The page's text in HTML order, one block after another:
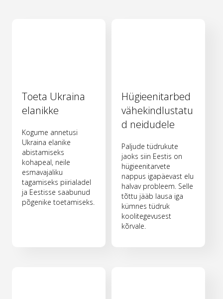
Toeta Ukraina
elanikke
Kogume annetusi
Ukraina elanike
abistamiseks
kohapeal, neile
esmavajaliku
tagamiseks piirialadel
ja Eestisse saabunud
põgenike toetamiseks.
Hügieenitarbed
vähekindlustatu
d neidudele
Paljude tüdrukute
jaoks siin Eestis on
hügieenitarvete
nappus igapäevast elu
halvav probleem. Selle
tõttu jääb lausa iga
kümnes tüdruk
koolitegevusest
kõrvale.